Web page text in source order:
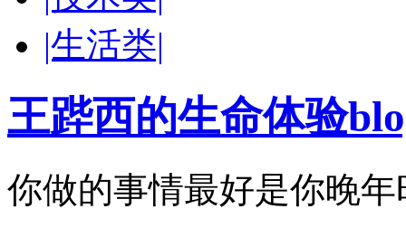
|生活类|
王跸西的生命体验
你做的事情最好是你晚